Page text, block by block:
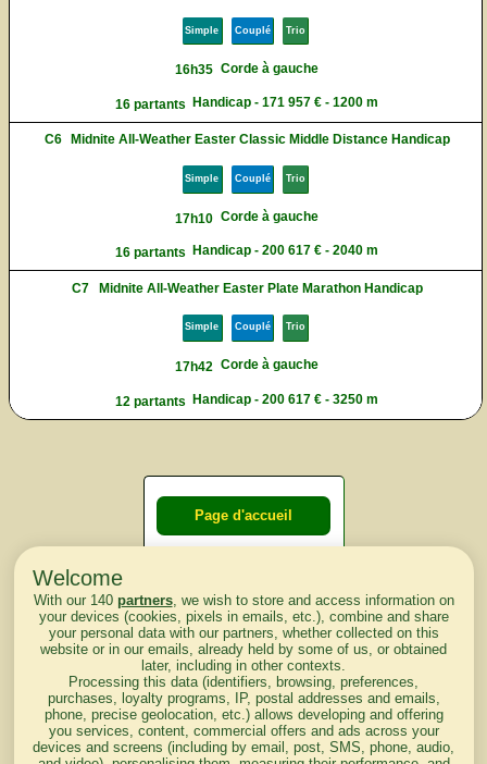
Simple Couplé Trio
16h35 Corde à gauche
16 partants Handicap - 171 957 € - 1200 m
C6 Midnite All-Weather Easter Classic Middle Distance Handicap
Simple Couplé Trio
17h10 Corde à gauche
16 partants Handicap - 200 617 € - 2040 m
C7 Midnite All-Weather Easter Plate Marathon Handicap
Simple Couplé Trio
17h42 Corde à gauche
12 partants Handicap - 200 617 € - 3250 m
Page d'accueil
lendemain
Courses
d'aujourd'hui
Welcome
With our 140 partners, we wish to store and access information on
your devices (cookies, pixels in emails, etc.), combine and share
your personal data with our partners, whether collected on this
website or in our emails, already held by some of us, or obtained
later, including in other contexts.
Processing this data (identifiers, browsing, preferences,
purchases, loyalty programs, IP, postal addresses and emails,
phone, precise geolocation, etc.) allows developing and offering
you services, content, commercial offers and ads across your
devices and screens (including by email, post, SMS, phone, audio,